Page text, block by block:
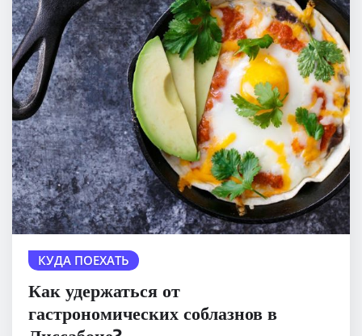
КУДА ПОЕХАТЬ
Как удержаться от
гастрономических соблазнов в